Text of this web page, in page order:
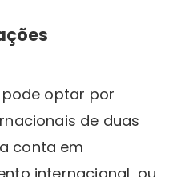
optar por
de duas
conta em